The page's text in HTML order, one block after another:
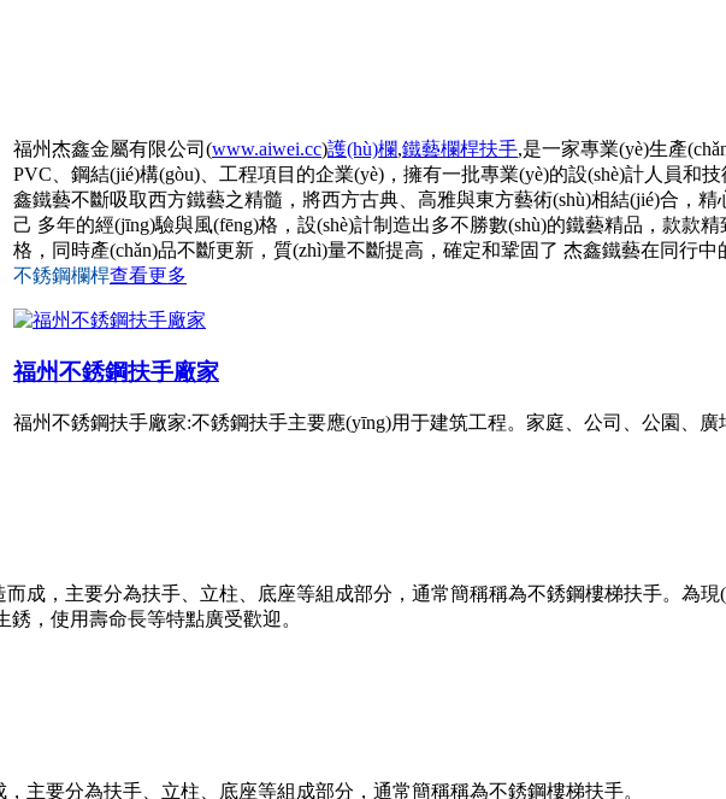
福州杰鑫金屬有限公司(www.aiwei.cc)護(hù)欄,鐵藝欄桿扶手,是一家專業(yè)生產
PVC、鋼結(jié)構(gòu)、工程項目的企業(yè)，擁有一批專業(yè)的設(shè)計人員和
鑫鐵藝不斷吸取西方鐵藝之精髓，將西方古典、高雅與東方藝術(shù)相結(jié)合，
己 多年的經(jīng)驗與風(fēng)格，設(shè)計制造出多不勝數(shù)的鐵藝精品，款款
格，同時產(chǎn)品不斷更新，質(zhì)量不斷提高，確定和鞏固了 杰鑫鐵藝在同行中
不銹鋼欄桿查看更多
福州不銹鋼扶手廠家
福州不銹鋼扶手廠家:不銹鋼扶手主要應(yīng)用于建筑工程。家庭、公司、公園、廣
成，主要分為扶手、立柱、底座等組成部分，通常簡稱稱為不銹鋼樓梯扶手。為現
，使用壽命長等特點廣受歡迎。
主要分為扶手、立柱、底座等組成部分，通常簡稱稱為不銹鋼樓梯扶手。